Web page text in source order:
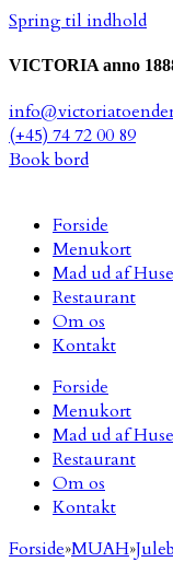
Spring til indhold
VICTORIA anno
(+45) 74 72 00 89
Book bord
Forside
Menukort
Mad ud af
Restaurant
Om os
Kontakt
Forside
Menukort
Mad ud af
Restaurant
Om os
Kontakt
Forside»MUAH»